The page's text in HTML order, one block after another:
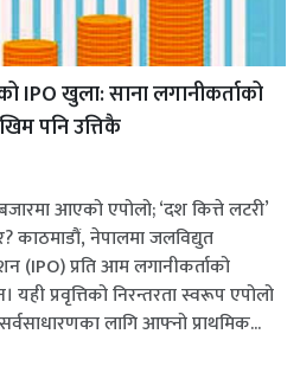
IPO खुला: साना लगानीकर्ताको
पनि उत्तिकै
आएको एपोलो; ‘दश कित्ते लटरी’
काठमाडौं, नेपालमा जलविद्युत
(IPO) प्रति आम लगानीकर्ताको
प्रवृत्तिको निरन्तरता स्वरूप एपोलो
लागि आफ्नो प्राथमिक...